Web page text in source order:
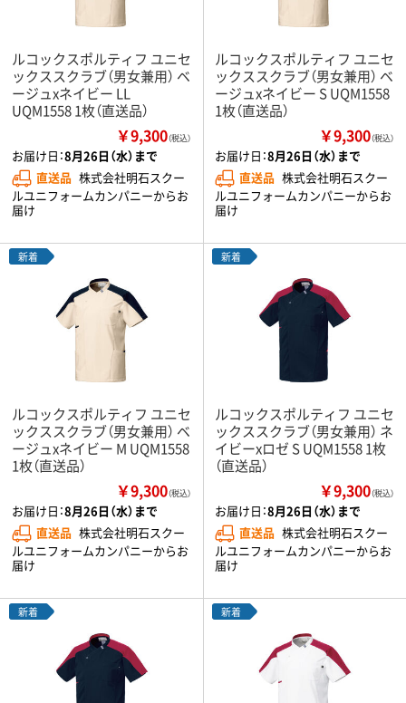
ルコックスポルティフ ユニセ
ックススクラブ（男女兼用） ベ
ージュxネイビー LL
UQM1558 1枚（直送品）
￥9,300（税込）
お届け日：8月26日（水）まで
直送品 株式会社明石スクー
ルユニフォームカンパニーからお
届け
ルコックスポルティフ ユニセ
ックススクラブ（男女兼用） ベ
ージュxネイビー S UQM1558
1枚（直送品）
￥9,300（税込）
お届け日：8月26日（水）まで
直送品 株式会社明石スクー
ルユニフォームカンパニーからお
届け
新着
ルコックスポルティフ ユニセ
ックススクラブ（男女兼用） ベ
ージュxネイビー M UQM1558
1枚（直送品）
￥9,300（税込）
お届け日：8月26日（水）まで
直送品 株式会社明石スクー
ルユニフォームカンパニーからお
届け
新着
ルコックスポルティフ ユニセ
ックススクラブ（男女兼用） ネ
イビーxロゼ S UQM1558 1枚
（直送品）
￥9,300（税込）
お届け日：8月26日（水）まで
直送品 株式会社明石スクー
ルユニフォームカンパニーからお
届け
新着 新着